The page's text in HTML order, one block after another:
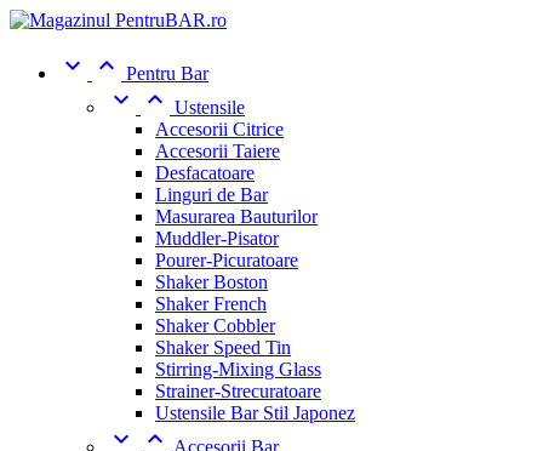
  Pentru Bar
  Ustensile
Accesorii Citrice
Accesorii Taiere
Desfacatoare
Linguri de Bar
Masurarea Bauturilor
Muddler-Pisator
Pourer-Picuratoare
Shaker Boston
Shaker French
Shaker Cobbler
Shaker Speed Tin
Stirring-Mixing Glass
Strainer-Strecuratoare
Ustensile Bar Stil Japonez
  Accesorii Bar